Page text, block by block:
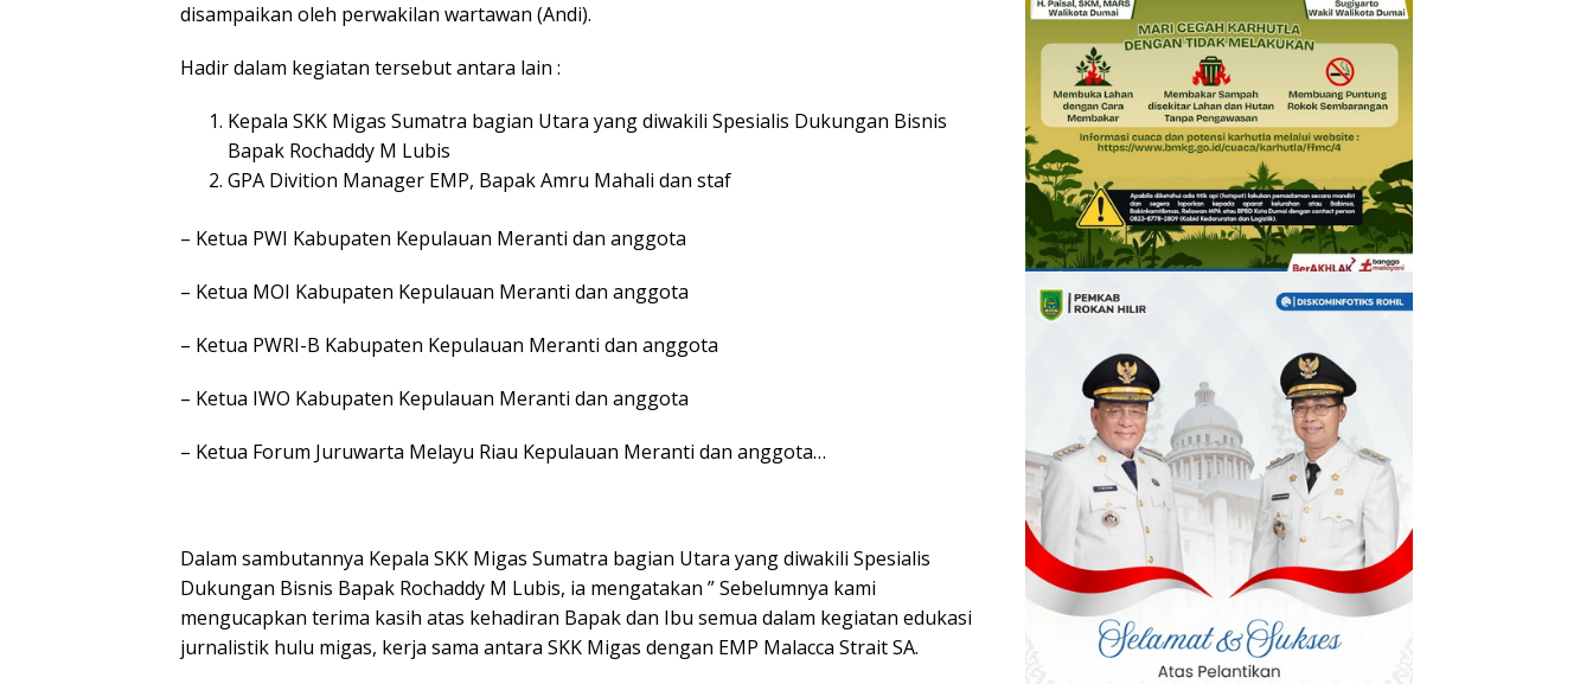
disampaikan oleh perwakilan wartawan (Andi).
Hadir dalam kegiatan tersebut antara lain :
Kepala SKK Migas Sumatra bagian Utara yang diwakili Spesialis Dukungan Bisnis
Bapak Rochaddy M Lubis
GPA Divition Manager EMP, Bapak Amru Mahali dan staf
– Ketua PWI Kabupaten Kepulauan Meranti dan anggota
– Ketua MOI Kabupaten Kepulauan Meranti dan anggota
– Ketua PWRI-B Kabupaten Kepulauan Meranti dan anggota
– Ketua IWO Kabupaten Kepulauan Meranti dan anggota
– Ketua Forum Juruwarta Melayu Riau Kepulauan Meranti dan anggota…
Dalam sambutannya Kepala SKK Migas Sumatra bagian Utara yang diwakili Spesialis
Dukungan Bisnis Bapak Rochaddy M Lubis, ia mengatakan ” Sebelumnya kami
mengucapkan terima kasih atas kehadiran Bapak dan Ibu semua dalam kegiatan edukasi
jurnalistik hulu migas, kerja sama antara SKK Migas dengan EMP Malacca Strait SA.